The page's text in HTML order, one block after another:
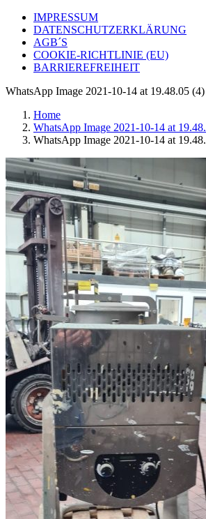
IMPRESSUM
DATENSCHUTZERKLÄRUNG
AGB´S
COOKIE-RICHTLINIE (EU)
BARRIEREFREIHEIT
WhatsApp Image 2021-10-14 at 19.48.05 (4)
Home
WhatsApp Image 2021-10-14 at
WhatsApp Image 2021-10-14 at